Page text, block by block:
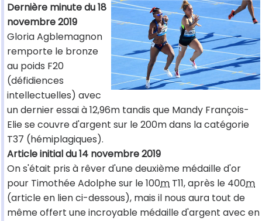
Dernière minute du 18
novembre 2019
Gloria Agblemagnon
remporte le bronze
au poids F20
(défidiences
intellectuelles) avec
un dernier essai à 12,96m tandis que Mandy François-
Elie se couvre d'argent sur le 200m dans la catégorie
T37 (hémiplagiques).
Article initial du 14 novembre 2019
On s'était pris à rêver d'une deuxième médaille d'or
pour Timothée Adolphe sur le 100m T11, après le 400m
(article en lien ci-dessous), mais il nous aura tout de
même offert une incroyable médaille d'argent avec en